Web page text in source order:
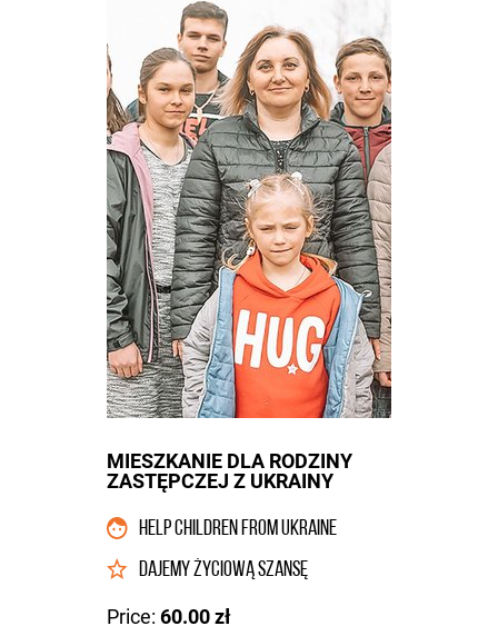
MIESZKANIE DLA RODZINY
ZASTĘPCZEJ Z UKRAINY
HELP CHILDREN FROM UKRAINE
DAJEMY ŻYCIOWĄ SZANSĘ
Price: 60.00 zł